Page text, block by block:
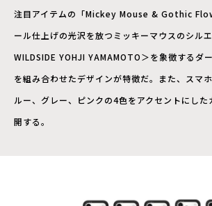
注目アイテムの「Mickey Mouse & Gothic
ール仕上げの光沢を放つミッキーマウスのシル
WILDSIDE YOHJI YAMAMOTO＞を象徴するダ
を組み合わせたデザインが特徴だ。また、スマ
ルー、グレー、ピンクの4色をアクセントにした
開する。